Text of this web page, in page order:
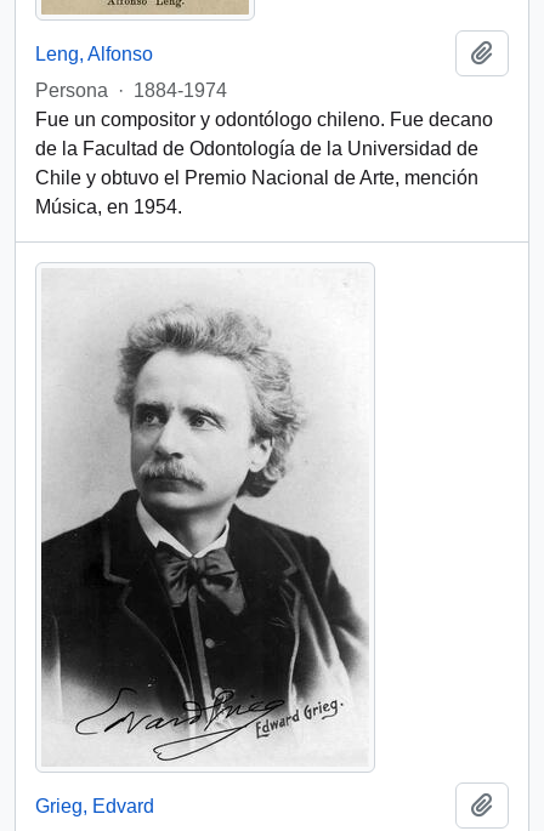
Leng, Alfonso
Persona
· 1884-1974
Fue un compositor y odontólogo chileno. Fue decano
de la Facultad de Odontología de la Universidad de
Chile y obtuvo el Premio Nacional de Arte, mención
Música, en 1954.
Grieg, Edvard